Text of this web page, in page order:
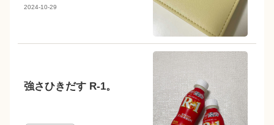
2024-10-29
強さひきだす R-1。